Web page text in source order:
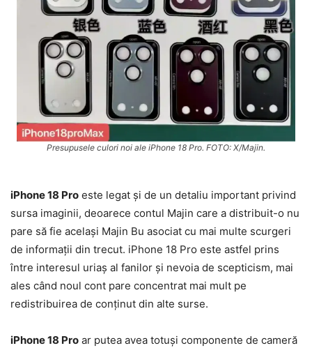
Presupusele culori noi ale iPhone 18 Pro. FOTO: X/Majin.
iPhone 18 Pro este legat și de un detaliu important privind
sursa imaginii, deoarece contul Majin care a distribuit-o nu
pare să fie același Majin Bu asociat cu mai multe scurgeri
de informații din trecut. iPhone 18 Pro este astfel prins
între interesul uriaș al fanilor și nevoia de scepticism, mai
ales când noul cont pare concentrat mai mult pe
redistribuirea de conținut din alte surse.
iPhone 18 Pro ar putea avea totuși componente de cameră